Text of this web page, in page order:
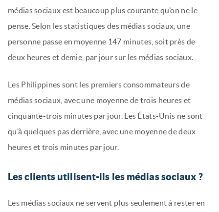
médias sociaux est beaucoup plus courante qu’on ne le
pense. Selon les statistiques des médias sociaux, une
personne passe en moyenne 147 minutes, soit près de
deux heures et demie, par jour sur les médias sociaux.
Les Philippines sont les premiers consommateurs de
médias sociaux, avec une moyenne de trois heures et
cinquante-trois minutes par jour. Les États-Unis ne sont
qu’à quelques pas derrière, avec une moyenne de deux
heures et trois minutes par jour.
Les clients utilisent-ils les médias sociaux ?
Les médias sociaux ne servent plus seulement à rester en